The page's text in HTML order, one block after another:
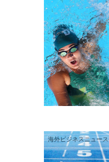
海外ビジネスニュース